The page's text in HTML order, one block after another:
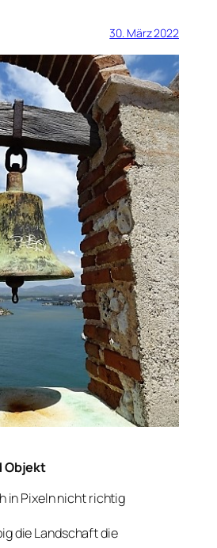
30. März 2022
Objekt
in Pixeln nicht richtig
die Landschaft die